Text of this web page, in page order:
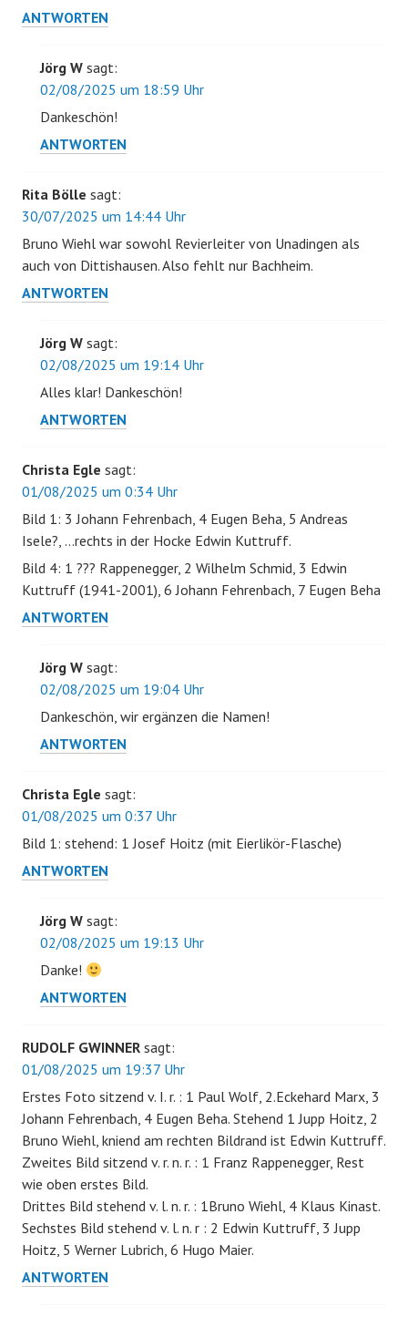
ANTWORTEN
Jörg W sagt:
02/08/2025 um 18:59 Uhr
Dankeschön!
ANTWORTEN
Rita Bölle sagt:
30/07/2025 um 14:44 Uhr
Bruno Wiehl war sowohl Revierleiter von Unadingen als
auch von Dittishausen. Also fehlt nur Bachheim.
ANTWORTEN
Jörg W sagt:
02/08/2025 um 19:14 Uhr
Alles klar! Dankeschön!
ANTWORTEN
Christa Egle sagt:
01/08/2025 um 0:34 Uhr
Bild 1: 3 Johann Fehrenbach, 4 Eugen Beha, 5 Andreas
Isele?, …rechts in der Hocke Edwin Kuttruff.
Bild 4: 1 ??? Rappenegger, 2 Wilhelm Schmid, 3 Edwin
Kuttruff (1941-2001), 6 Johann Fehrenbach, 7 Eugen Beha
ANTWORTEN
Jörg W sagt:
02/08/2025 um 19:04 Uhr
Dankeschön, wir ergänzen die Namen!
ANTWORTEN
Christa Egle sagt:
01/08/2025 um 0:37 Uhr
Bild 1: stehend: 1 Josef Hoitz (mit Eierlikör-Flasche)
ANTWORTEN
Jörg W sagt:
02/08/2025 um 19:13 Uhr
Danke!
ANTWORTEN
RUDOLF GWINNER sagt:
01/08/2025 um 19:37 Uhr
Erstes Foto sitzend v. I. r. : 1 Paul Wolf, 2.Eckehard Marx, 3
Johann Fehrenbach, 4 Eugen Beha. Stehend 1 Jupp Hoitz, 2
Bruno Wiehl, kniend am rechten Bildrand ist Edwin Kuttruff.
Zweites Bild sitzend v. r. n. r. : 1 Franz Rappenegger, Rest
wie oben erstes Bild.
Drittes Bild stehend v. l. n. r. : 1Bruno Wiehl, 4 Klaus Kinast.
Sechstes Bild stehend v. l. n. r : 2 Edwin Kuttruff, 3 Jupp
Hoitz, 5 Werner Lubrich, 6 Hugo Maier.
ANTWORTEN